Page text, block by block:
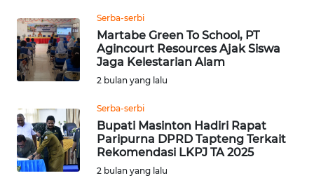
Serba-serbi
Martabe Green To School, PT
Agincourt Resources Ajak Siswa
Jaga Kelestarian Alam
2 bulan yang lalu
Serba-serbi
Bupati Masinton Hadiri Rapat
Paripurna DPRD Tapteng Terkait
Rekomendasi LKPJ TA 2025
2 bulan yang lalu
WAHANA
INFRASTRUKTUR
KONSUMEN
WAHANA
LISTRIK